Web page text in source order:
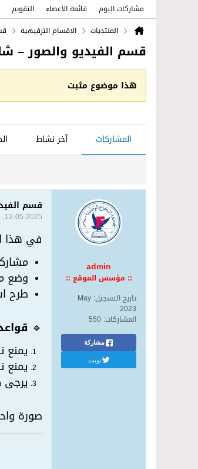
مشاركات اليوم قائمة الأعضاء
التقويم
المنتديات
الاقسام الترفيهية
قسم الفيديو والصور –
هذا موضوع مثبت
المشاركات آخر نشاط
admin
:: مؤسس الموقع ::
تاريخ التسجيل: May
2023
المشاركات: 550
مشاركة
تويت
قسم
12-05-2025, 02:04 PM
في هذا
وضع
طرح
🔹
يمنع
صورة